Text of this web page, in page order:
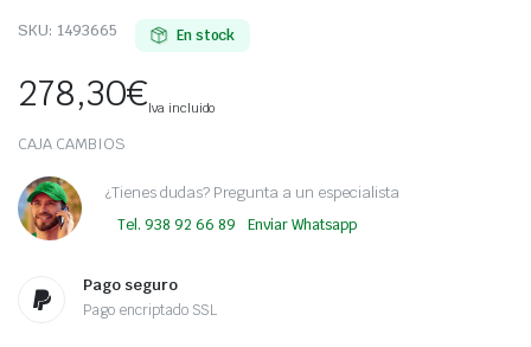
SKU: 1493665 En stock
278,30€Iva incluido
CAJA CAMBIOS
¿Tienes dudas? Pregunta a un especialista
Tel. 938 92 66 89 Enviar Whatsapp
Pago seguro
Pago encriptado SSL